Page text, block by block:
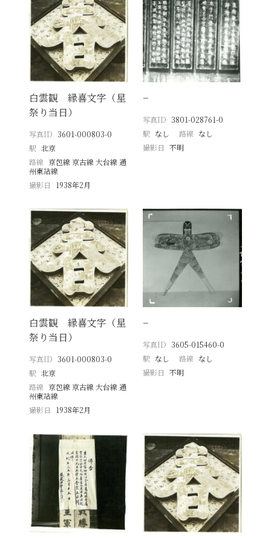
白雲観 縁喜文字（星
祭り当日）
写真ID 3601-000803-0
駅 北京
路線 京包線 京古線 大台線 通
州東站線
撮影日
1938年2月
−
写真ID 3801-028761-0
駅 なし 路線 なし
撮影日 不明
白雲観 縁喜文字（星
祭り当日）
写真ID 3601-000803-0
駅 北京
路線 京包線 京古線 大台線 通
州東站線
撮影日
1938年2月
−
写真ID 3605-015460-0
駅 なし 路線 なし
撮影日 不明